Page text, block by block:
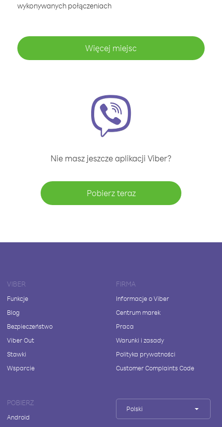
wykonywanych połączeniach
Więcej miejsc
Nie masz jeszcze aplikacji Viber?
Pobierz teraz
VIBER
Funkcje
Blog
Bezpieczeństwo
Viber Out
Stawki
Wsparcie
FIRMA
Informacje o Viber
Centrum marek
Praca
Warunki i zasady
Polityka prywatności
Customer Complaints Code
POBIERZ
Android
Polski